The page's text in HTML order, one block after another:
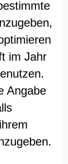
im Jahr
Angabe